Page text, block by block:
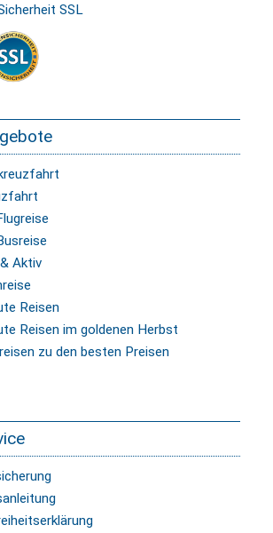
SSL
Aktiv
Reisen
Reisen im goldenen Herbst
zu den besten Preisen